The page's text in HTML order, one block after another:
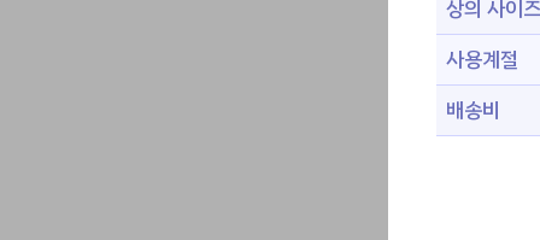
상의 사이즈
사용계절
배송비